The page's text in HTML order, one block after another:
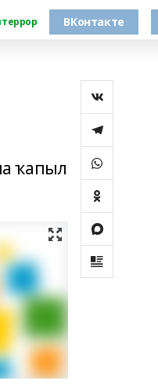
ВКонтакте
ҡапыл